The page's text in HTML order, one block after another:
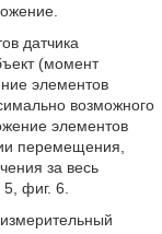
датчика
(момент
элементов
возможного
элементов
перемещения,
за весь
фиг. 6.